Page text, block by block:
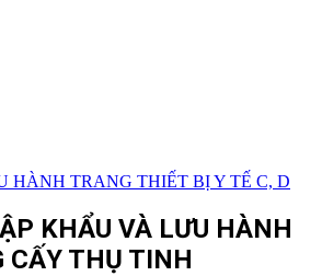
HÀNH TRANG THIẾT BỊ Y TẾ C, D
KHẨU VÀ LƯU HÀNH
CẤY THỤ TINH